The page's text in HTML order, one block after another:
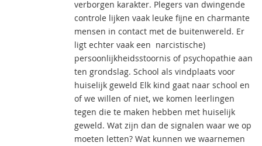
verborgen karakter. Plegers van dwingende
controle lijken vaak leuke fijne en charmante
mensen in contact met de buitenwereld. Er
ligt echter vaak een narcistische)
persoonlijkheidsstoornis of psychopathie aan
ten grondslag. School als vindplaats voor
huiselijk geweld Elk kind gaat naar school en
of we willen of niet, we komen leerlingen
tegen die te maken hebben met huiselijk
geweld. Wat zijn dan de signalen waar we op
moeten letten? Wat kunnen we waarnemen